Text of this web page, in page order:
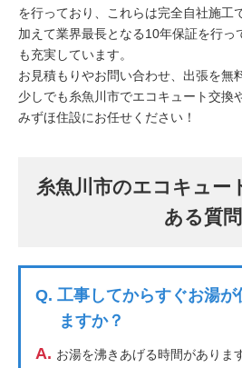
を行っており、これらは完全自社施工
加えて業界最長となる10年保証を行っ
も充実しています。
お見積もりやお問い合わせ、出張を無
少しでも糸魚川市でエコキュート交換
みずほ住設にお任せください！
糸魚川市のエコキュー
ある質問
Q. 工事してからすぐお湯が
ますか？
A. お湯を沸きあげる時間がありま